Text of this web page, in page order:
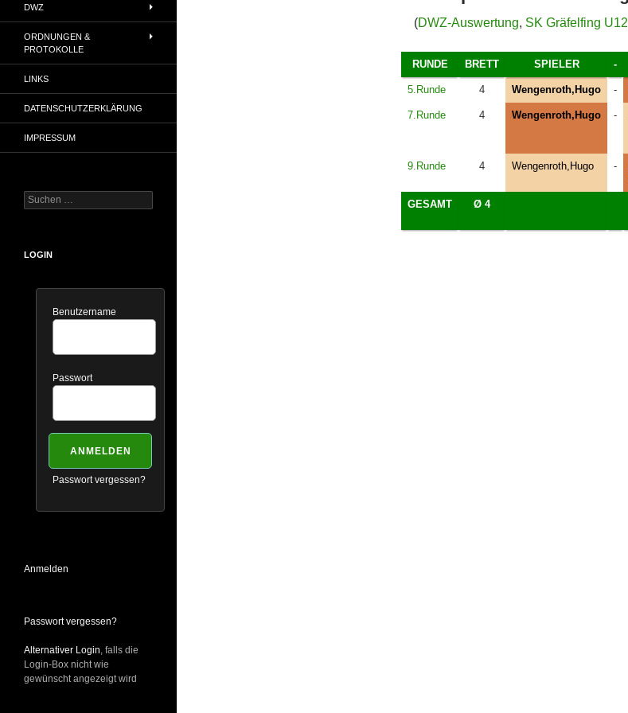
(DWZ-Auswertung, SK Gräfelfing U12
RUNDE BRETT SPIELER -
5.Runde 4 Wengenroth,Hugo -
7.Runde 4 Wengenroth,Hugo -
9.Runde 4 Wengenroth,Hugo -
GESAMT Ø 4
DWZ
ORDNUNGEN &
PROTOKOLLE
LINKS
DATENSCHUTZERKLÄRUNG
IMPRESSUM
Suchen
nach:
LOGIN
Benutzername
Passwort
Passwort vergessen?
Anmelden
Passwort vergessen?
Alternativer Login , falls die
Login-Box nicht wie
gewünscht angezeigt wird